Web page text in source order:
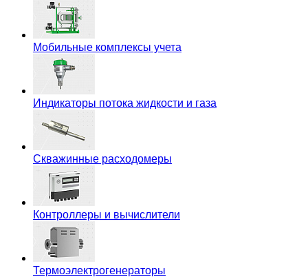
Мобильные комплексы учета
Индикаторы потока жидкости и газа
Скважинные расходомеры
Контроллеры и вычислители
Термоэлектрогенераторы